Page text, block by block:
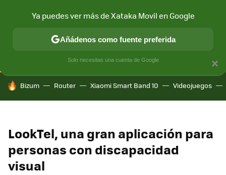
CONECTIVIDAD MÓVIL Y SOCIEDAD APLICACIONES
HOY SE HABLA DE
Bizum Router Xiaomi Smart Band 10 Videojuegos
LookTel, una gran aplicación para
personas con discapacidad
visual
×
Ya puedes ver más de Xataka Movil en Google
Añádenos como fuente preferida
Solo necesitas una cuenta de Google